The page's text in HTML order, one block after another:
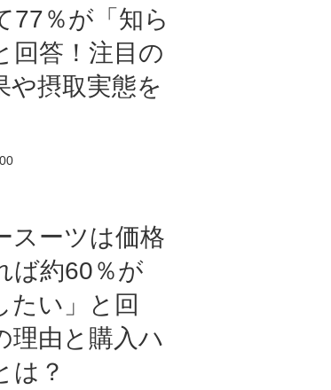
77％が「知ら
回答！注目の
や摂取実態を
スーツは価格
ば約60％が
たい」と回
理由と購入ハ
は？